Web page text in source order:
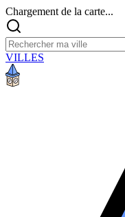
Chargement de la carte...
VILLES